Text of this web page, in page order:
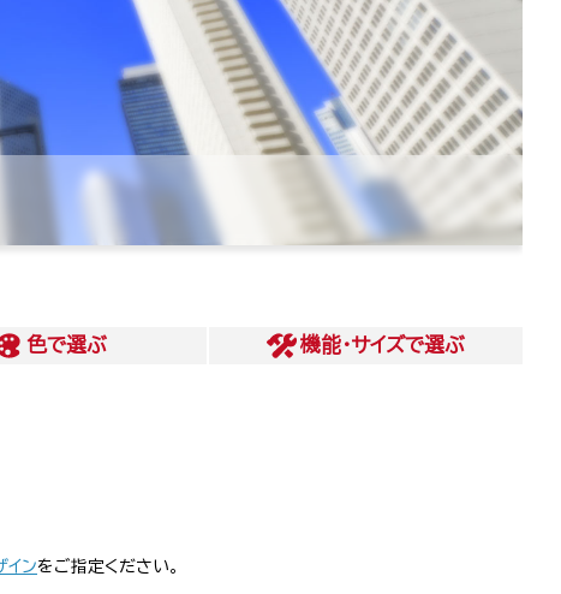
色で選ぶ 機能・サイズで選ぶ
インをご指定ください。